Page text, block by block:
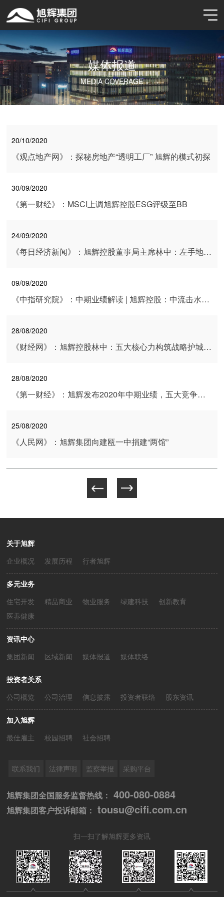
媒体报道
MEDIA COVERAGE
20/10/2020
《观点地产网》：探秘房地产“透明工厂” 旭辉的模式初探
30/09/2020
《第一财经》：MSCI上调旭辉控股ESG评级至BB
24/09/2020
《每日经济新闻》：旭辉控股董事局主席林中：左手地产，右手慈善一做就是20年
09/09/2020
《中指研究院》：中期业绩解读 | ​旭辉控股：中流击水，奋楫争先
28/08/2020
《财经网》：旭辉控股林中：五大核心力构筑战略护城河 数字化转型蕴含巨大价值
28/08/2020
《第一财经》：旭辉发布2020年中期业绩，五大竞争力赢取未来
25/08/2020
《人民网》：旭辉集团向建瓯一中捐建“两馆”
关于旭辉
企业概况
发展历程 行者旭辉
多元业务
住宅开发
精品商业 物业服务 绿建科技
创新教育
医养健康
资讯中心
集团新闻
区域新闻 媒体报道 媒体联络
投资者关系
公司概览
公司治理 信息披露 投资者联络 股东资讯
加入旭辉
最佳雇主
校园招聘 社会招聘
联系我们 法律声明 监察举报 采购平台
旭辉集团全国服务监督热线： 400-080-0884
旭辉集团客户投诉邮箱： tousu@cifi.com.cn
扫一扫了解旭辉更多资讯